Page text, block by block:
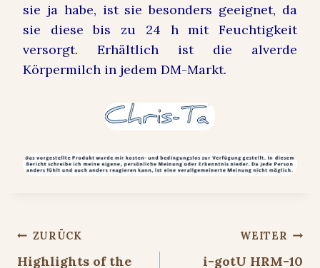
sie ja habe, ist sie besonders geeignet, da
sie diese bis zu 24 h mit Feuchtigkeit
versorgt. Erhältlich ist die alverde
Körpermilch in jedem DM-Markt.
Beitragsnavigation
ZURÜCK
Highlights of the
WEITER
i-gotU HRM-10